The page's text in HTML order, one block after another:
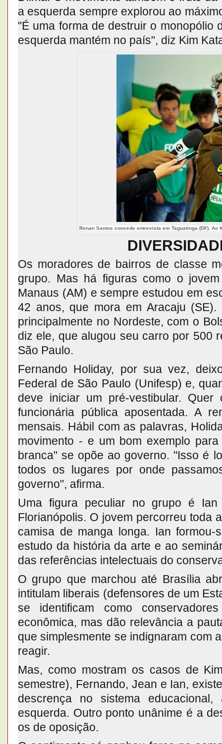
a esquerda sempre explorou ao
"É uma forma de destruir o monopólio
esquerda mantém no país", diz Kim
Renan Santos concede entrevista em Taguatinga (DF). Ao
Os moradores de bairros de classe
grupo. Mas há figuras como o
Manaus (AM) e sempre estudou em
42 anos, que mora em Aracaju
principalmente no Nordeste, com o
diz ele, que alugou seu carro por 500
São Paulo.
Fernando Holiday, por sua vez,
Federal de São Paulo (Unifesp) e,
deve iniciar um pré-vestibular.
funcionária pública aposentada. A
mensais. Hábil com as palavras,
movimento - e um bom exemplo
branca" se opõe ao governo. "Isso é
todos os lugares por onde
governo", afirma.
Uma figura peculiar no grupo é
Florianópolis. O jovem percorreu toda
camisa de manga longa. Ian
estudo da história da arte e ao
das referências intelectuais do
O grupo que marchou até Brasília
intitulam liberais (defensores de um
se identificam como
econômica, mas dão relevância a
que simplesmente se indignaram com
reagir.
Mas, como mostram os casos de
semestre), Fernando, Jean e Ian,
descrença no sistema
esquerda. Outro ponto unânime é a
os de oposição.